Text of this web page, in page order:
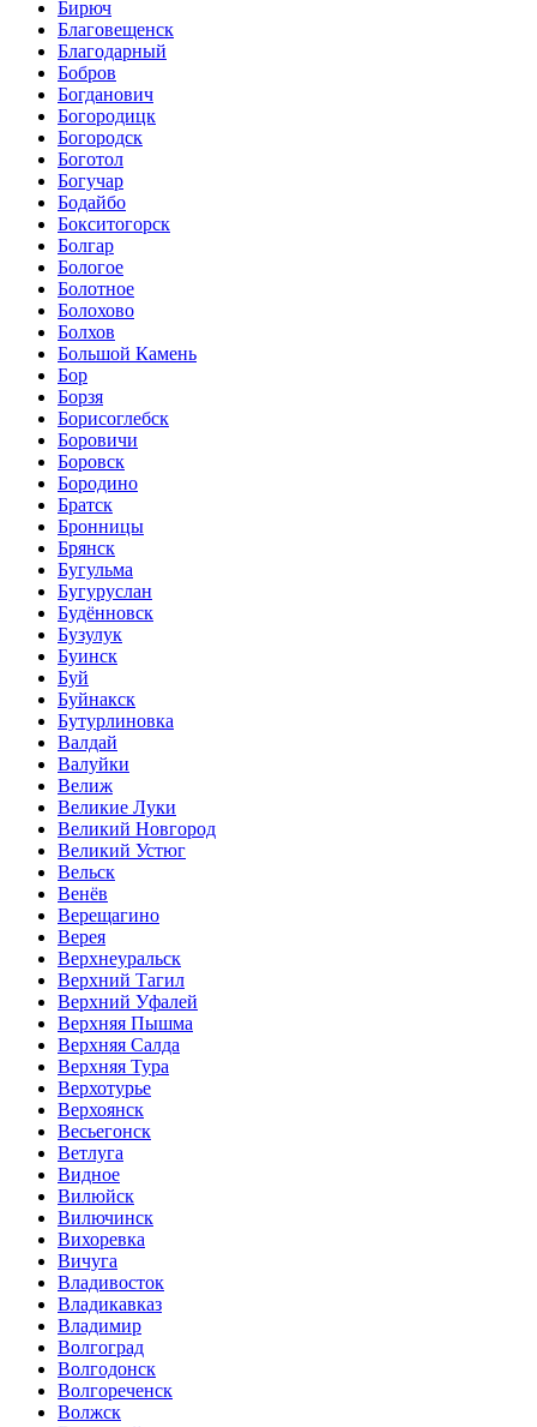
Бирюч
Благовещенск
Благодарный
Бобров
Богданович
Богородицк
Богородск
Боготол
Богучар
Бодайбо
Бокситогорск
Болгар
Бологое
Болотное
Болохово
Болхов
Большой Камень
Бор
Борзя
Борисоглебск
Боровичи
Боровск
Бородино
Братск
Бронницы
Брянск
Бугульма
Бугуруслан
Будённовск
Бузулук
Буинск
Буй
Буйнакск
Бутурлиновка
Валдай
Валуйки
Велиж
Великие Луки
Великий Новгород
Великий Устюг
Вельск
Венёв
Верещагино
Верея
Верхнеуральск
Верхний Тагил
Верхний Уфалей
Верхняя Пышма
Верхняя Салда
Верхняя Тура
Верхотурье
Верхоянск
Весьегонск
Ветлуга
Видное
Вилюйск
Вилючинск
Вихоревка
Вичуга
Владивосток
Владикавказ
Владимир
Волгоград
Волгодонск
Волгореченск
Волжск